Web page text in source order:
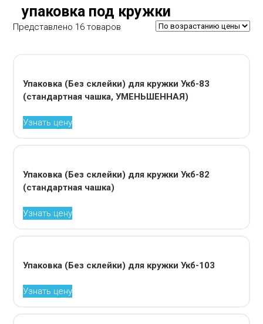
упаковка под кружки
Представлено 16 товаров
Упаковка (Без склейки) для кружки Укб-83
(стандартная чашка, УМЕНЬШЕННАЯ)
Узнать цену
Упаковка (Без склейки) для кружки Укб-82
(стандартная чашка)
Узнать цену
Упаковка (Без склейки) для кружки Укб-103
Узнать цену